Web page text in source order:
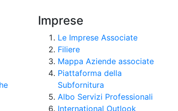
Imprese
Le Imprese Associate
Filiere
Mappa Aziende associate
Piattaforma della
Subfornitura
Albo Servizi Professionali
International Outlook